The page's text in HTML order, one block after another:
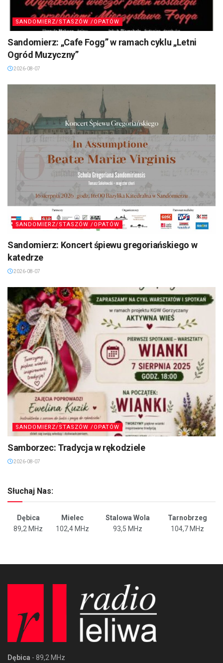
SANDOMIERZ/STASZÓW /OPATÓW
Sandomierz: „Cafe Fogg” w ramach cyklu „Letni
Ogród Muzyczny”
2026-08-07
SANDOMIERZ/STASZÓW /OPATÓW
Sandomierz: Koncert śpiewu gregoriańskiego w
katedrze
2026-08-07
SANDOMIERZ/STASZÓW /OPATÓW
Samborzec: Tradycja w rękodziele
2026-08-07
Słuchaj Nas:
Dębica Mielec Stalowa Wola
Tarnobrzeg
89,2 MHz
102,4 MHz 93,5 MHz 104,7 MHz
Dębica - 89,2 MHz